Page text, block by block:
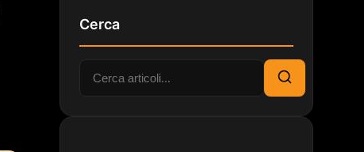
Cerca
Cerca:
Cerca